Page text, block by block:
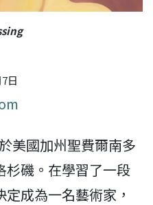
日
美國加州聖費爾南多
杉磯。在學習了一段
成為一名藝術家，